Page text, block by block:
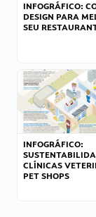
INFOGRÁFICO:
DESIGN PARA
SEU
INFOGRÁFICO:
CLÍNICAS
PET SHOPS